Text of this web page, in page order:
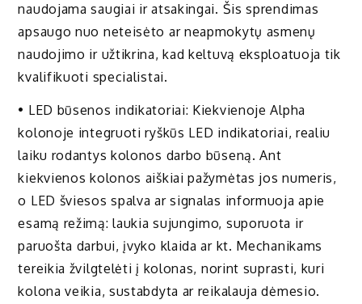
naudojama saugiai ir atsakingai. Šis sprendimas
apsaugo nuo neteisėto ar neapmokytų asmenų
naudojimo ir užtikrina, kad keltuvą eksploatuoja tik
kvalifikuoti specialistai.
• LED būsenos indikatoriai: Kiekvienoje Alpha
kolonoje integruoti ryškūs LED indikatoriai, realiu
laiku rodantys kolonos darbo būseną. Ant
kiekvienos kolonos aiškiai pažymėtas jos numeris,
o LED šviesos spalva ar signalas informuoja apie
esamą režimą: laukia sujungimo, suporuota ir
paruošta darbui, įvyko klaida ar kt. Mechanikams
tereikia žvilgtelėti į kolonas, norint suprasti, kuri
kolona veikia, sustabdyta ar reikalauja dėmesio.